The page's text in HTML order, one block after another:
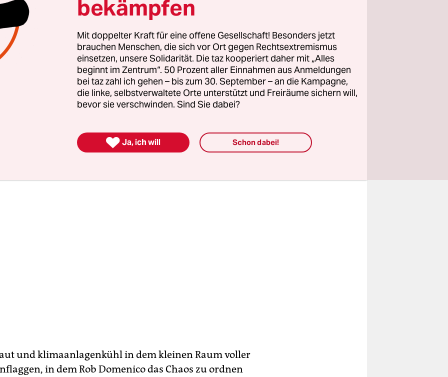
Arlington Heights, einem Vorort Chicagos, war mit
zur Stelle, als der Hurrican „Katrina“ in New
Dämme brechen ließ. In der Rolle eines Seelentrösters flog
Jersey, wo der Wirbelsturm „Sandy“ die Küste verwüstet
darauf reiste er in das idyllische Neuengland-
Newtown, wo ein geistig verwirrter Schütze in einer
Amok gelaufen war. Seit Montag ist Hetzner mit seinem
die nun im „Center“, einer Beratungsstelle für Schwule,
und klimaanlagenkühl in dem kleinen Raum voller
in dem Rob Domenico das Chaos zu ordnen
bekämpfen
Mit doppelter Kraft für eine offene Gesellschaft! Besonders jetzt
brauchen Menschen, die sich vor Ort gegen Rechtsextremismus
einsetzen, unsere Solidarität. Die taz kooperiert daher mit „Alles
beginnt im Zentrum“. 50 Prozent aller Einnahmen aus Anmeldungen
bei taz zahl ich gehen – bis zum 30. September – an die Kampagne,
die linke, selbstverwaltete Orte unterstützt und Freiräume sichern will,
bevor sie verschwinden. Sind Sie dabei?
 Ja, ich will Schon dabei!